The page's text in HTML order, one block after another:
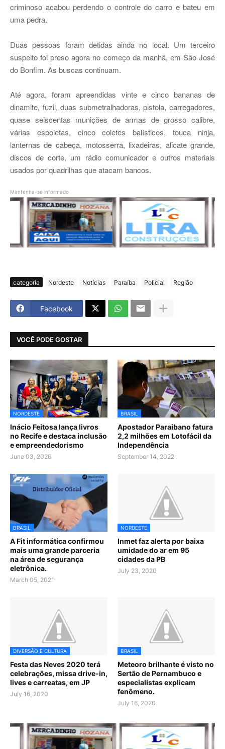
criminoso acabou perdendo o controle do carro e bateu em
uma pedra.
Duas pessoas foram detidas ainda no local. Um terceiro
suspeito foi preso agora no começo da manhã, em São José
do Bonfim. As buscas continuam.
Até agora, foram apreendidas vinte e cinco bananas de
dinamite, fuzil, duas submetralhadoras, pistola, carregadores,
quase seiscentas munições de armas de grosso calibre,
várias espoletas, cinco coletes balísticos, touca ninja,
lanternas de cabeça, motosserra, lixadeiras, alicate grande,
discos de corte, um rádio comunicador e outros materiais
usados por quadrilhas que atacam bancos.
Mantenha-se informado
categoria Nordeste Notícias Paraíba Policial Região
Facebook
VOCÊ PODE GOSTAR
NORDESTE
Inácio Feitosa lança livros
no Recife e destaca inclusão
e empreendedorismo
June 03, 2026
BRASIL
Apostador Paraibano fatura
2,2 milhões em Lotofácil da
Independência
September 14, 2022
BRASIL
A Fit informática confirmou
mais uma grande parceria
na área de segurança
eletrônica.
March 05, 2021
NORDESTE
Inmet faz alerta por baixa
umidade do ar em 95
cidades da PB
July 23, 2020
DIVERSÃO E CULTURA
Festa das Neves 2020 terá
celebrações, missa drive-in,
lives e carreatas, em JP
July 16, 2020
BRASIL
Meteoro brilhante é visto no
Sertão de Pernambuco e
especialistas explicam
fenômeno.
July 16, 2020